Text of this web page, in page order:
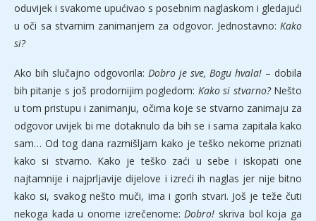
oduvijek i svakome upućivao s posebnim naglaskom i gledajući
u oči sa stvarnim zanimanjem za odgovor. Jednostavno: Kako
si?
Ako bih slučajno odgovorila: Dobro je sve, Bogu hvala! – dobila
bih pitanje s još prodornijim pogledom: Kako si stvarno?Nešto
u tom pristupu i zanimanju, očima koje se stvarno zanimaju za
odgovor uvijek bi me dotaknulo da bih se i sama zapitala kako
sam… Od tog dana razmišljam kako je teško nekome priznati
kako si stvarno. Kako je teško zaći u sebe i iskopati one
najtamnije i najprljavije dijelove i izreći ih naglas jer nije bitno
kako si, svakog nešto muči, ima i gorih stvari. Još je teže čuti
nekoga kada u onome izrečenome:Dobro! skriva bol koja ga